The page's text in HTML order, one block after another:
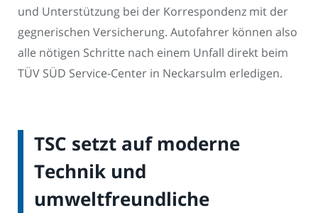
und Unterstützung bei der Korrespondenz mit der
gegnerischen Versicherung. Autofahrer können also
alle nötigen Schritte nach einem Unfall direkt beim
TÜV SÜD Service-Center in Neckarsulm erledigen.
TSC setzt auf moderne
Technik und
umweltfreundliche